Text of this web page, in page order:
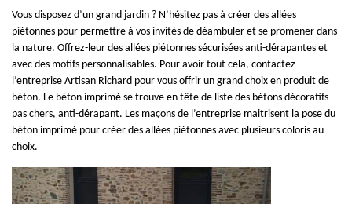
Vous disposez d’un grand jardin ? N’hésitez pas à créer des allées
piétonnes pour permettre à vos invités de déambuler et se promener dans
la nature. Offrez-leur des allées piétonnes sécurisées anti-dérapantes et
avec des motifs personnalisables. Pour avoir tout cela, contactez
l’entreprise Artisan Richard pour vous offrir un grand choix en produit de
béton. Le béton imprimé se trouve en tête de liste des bétons décoratifs
pas chers, anti-dérapant. Les maçons de l’entreprise maitrisent la pose du
béton imprimé pour créer des allées piétonnes avec plusieurs coloris au
choix.